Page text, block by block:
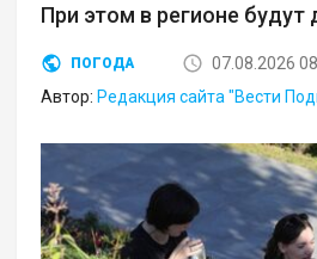
При этом в регионе будут
ПОГОДА
07.08.2026
Автор: Редакция сайта "Вести